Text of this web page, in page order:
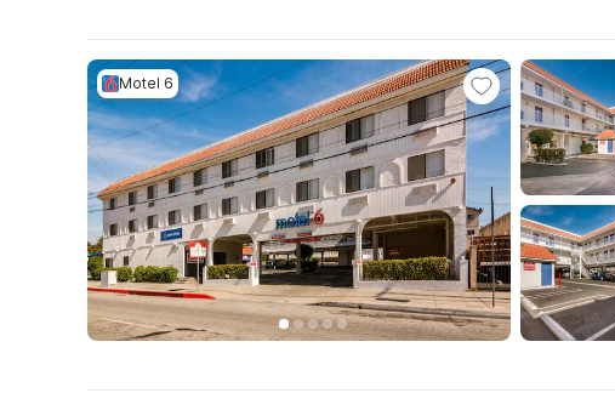
Motel 6